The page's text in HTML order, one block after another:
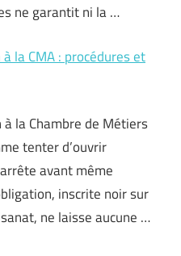
ne garantit ni la …
la CMA : procédures et
la Chambre de Métiers
tenter d’ouvrir
avant même
inscrite noir sur
ne laisse aucune …